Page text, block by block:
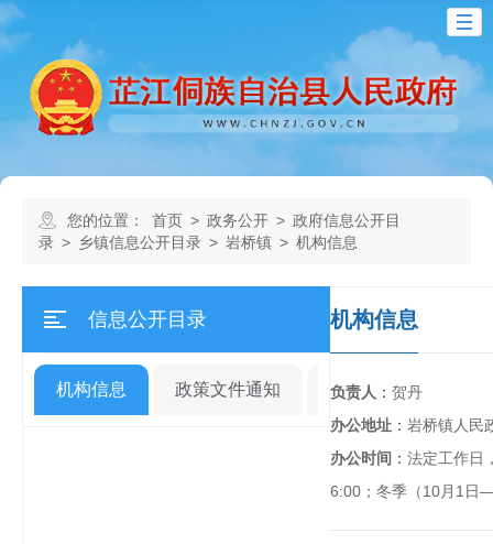
您的位置： 首页 > 政务公开 > 政府信息公开目
录 > 乡镇信息公开目录 > 岩桥镇 > 机构信息
信息公开目录
机构信息 政策文件通知 规划计划
机构信息
负责人 ： 贺丹
办公地址 ： 岩桥镇人民
办公时间 ： 法定工作日
6:00；冬季（10月1日